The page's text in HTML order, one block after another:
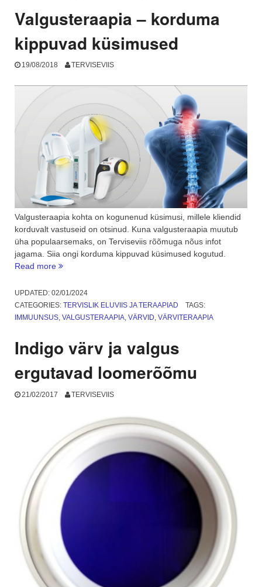
Valgusteraapia – korduma
kippuvad küsimused
19/08/2018 TERVISEVIIS
Valgusteraapia kohta on kogunenud küsimusi, millele kliendid
korduvalt vastuseid on otsinud. Kuna valgusteraapia muutub
üha populaarsemaks, on Terviseviis rõõmuga nõus infot
jagama. Siia ongi korduma kippuvad küsimused kogutud.
Read more “Valgusteraapia
korduma
kippuvad
küsimused”
UPDATED: 02/01/2024
CATEGORIES: TERVISLIK ELUVIIS JA TERAAPIAD
TAGS:
IMMUUNSUS, VALGUSTERAAPIA, VÄRVID, VÄRVITERAAPIA
Indigo värv ja valgus
ergutavad loomerõõmu
21/02/2017 TERVISEVIIS